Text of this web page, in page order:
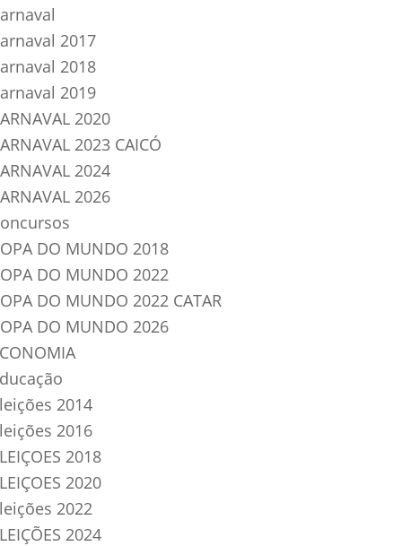
2017
2018
2019
2020
2023 CAICÓ
2024
2026
DO MUNDO 2018
DO MUNDO 2022
DO MUNDO 2022 CATAR
DO MUNDO 2026
2014
2016
2018
2020
2022
2024